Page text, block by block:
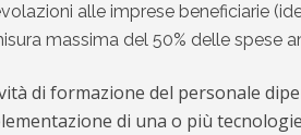
alle imprese beneficiarie
massima del 50% delle spese
di formazione del personale
di una o più